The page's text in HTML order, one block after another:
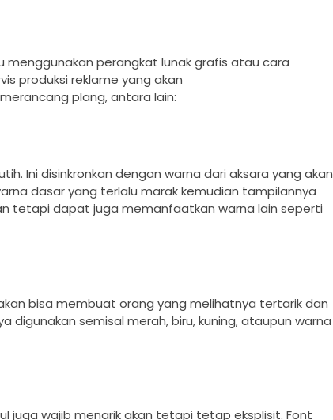
perangkat lunak grafis atau cara
produksi reklame yang akan
plang, antara lain:
Ini disinkronkan dengan warna dari aksara yang akan
dasar yang terlalu marak kemudian tampilannya
tetapi dapat juga memanfaatkan warna lain seperti
bisa membuat orang yang melihatnya tertarik dan
semisal merah, biru, kuning, ataupun warna
juga wajib menarik akan tetapi tetap eksplisit. Font